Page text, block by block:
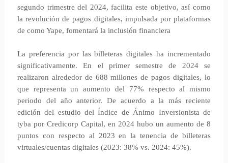
segundo trimestre del 2024, facilita este objetivo, así como
la revolución de pagos digitales, impulsada por plataformas
de como Yape, fomentará la inclusión financiera
La preferencia por las billeteras digitales ha incrementado
significativamente. En el primer semestre de 2024 se
realizaron alrededor de 688 millones de pagos digitales, lo
que representa un aumento del 77% respecto al mismo
periodo del año anterior. De acuerdo a la más reciente
edición del estudio del Índice de Ánimo Inversionista de
tyba por Credicorp Capital, en 2024 hubo un aumento de 8
puntos con respecto al 2023 en la tenencia de billeteras
virtuales/cuentas digitales (2023: 38% vs. 2024: 45%).